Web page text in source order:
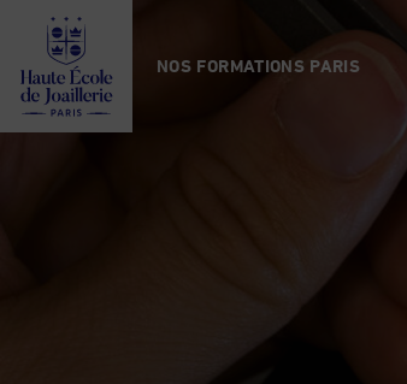
Haute
École
de
Joaillerie
NOS FORMATIONS PARIS